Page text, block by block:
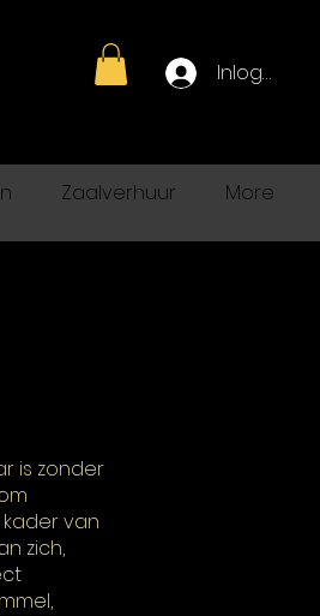
Inloggen
Zaalverhuur More
is zonder
van
zich,